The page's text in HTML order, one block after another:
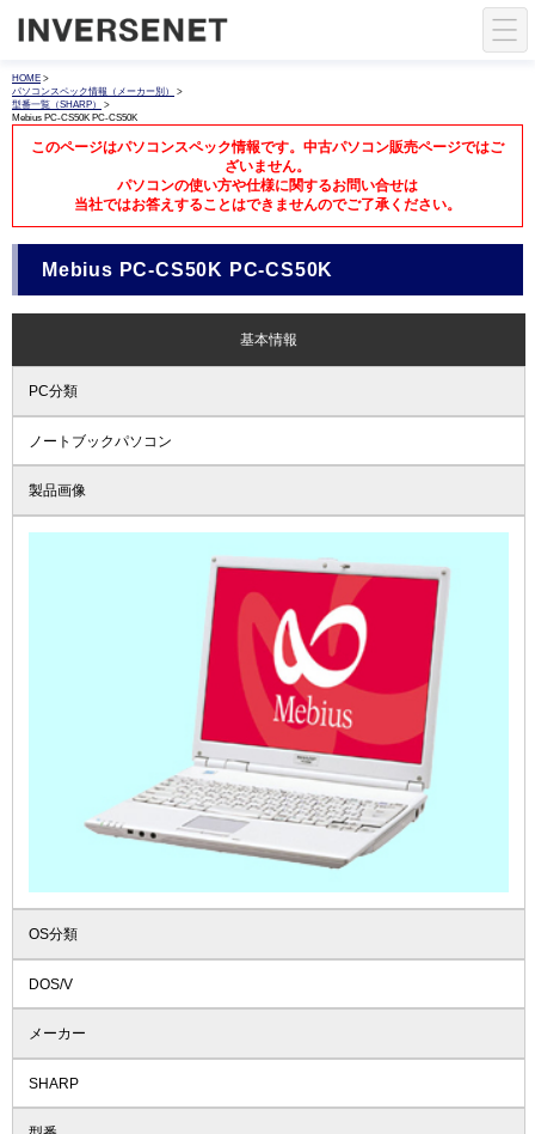
HOME >
パソコンスペック情報（メーカー別）
>
型番一覧（SHARP）
>
Mebius PC-CS50K PC-CS50K
このページはパソコンスペック情報です。中古パソコン販売ページではご
ざいません。
パソコンの使い方や仕様に関するお問い合せは
当社ではお答えすることはできませんのでご了承ください。
Mebius PC-CS50K PC-CS50K
基本情報
PC分類
ノートブックパソコン
製品画像
OS分類
DOS/V
メーカー
SHARP